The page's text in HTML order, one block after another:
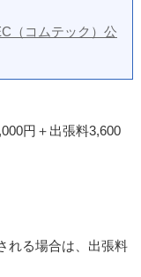
（コムテック）公
円＋出張料3,600
れる場合は、出張料